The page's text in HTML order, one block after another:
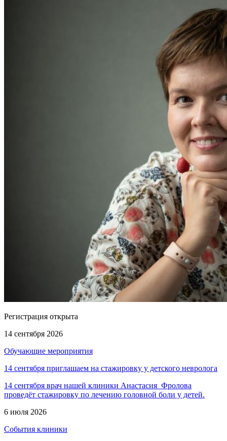
Регистрация открыта
14 сентября 2026
Обучающие мероприятия
14 сентября приглашаем на стажировку у детского невролога
14 сентября врач нашей клиники Анастасия Фролова
проведёт стажировку по лечению головной боли у детей.
6 июля 2026
События клиники